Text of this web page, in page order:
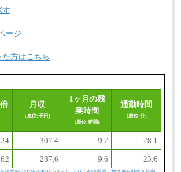
す
ージ
方はこちら
月収
(単位:千円)
1ヶ月の残
業時間
(単位:時間)
通勤時間
(単位:分)
307.4 9.7
28.1
287.6 9.6 23.6